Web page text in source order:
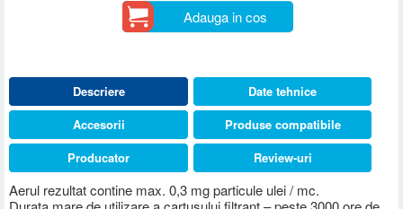
Adauga in cos
Descriere
Aerul rezultat contine max. 0,3 mg particule ulei / mc.
Date tehnice
Accesorii
Produse compatibile
Producator
Review-uri